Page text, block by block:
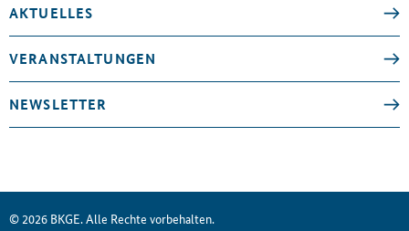
AKTUELLES
VERANSTALTUNGEN
NEWSLETTER
© 2026 BKGE. Alle Rechte vorbehalten.